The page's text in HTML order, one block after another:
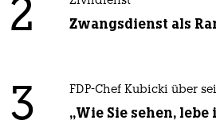
2 Zwangsdienst als
3 FDP-Chef Kubicki über
„Wie Sie sehen, lebe